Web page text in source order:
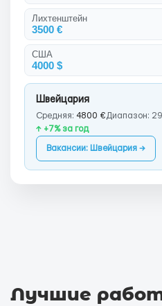
Лихтенштейн
3500 €
США
4000 $
Швейцария
Средняя: 4800 € Диапазон:
↑ +7% за год
Вакансии: Швейцария →
Лучшие